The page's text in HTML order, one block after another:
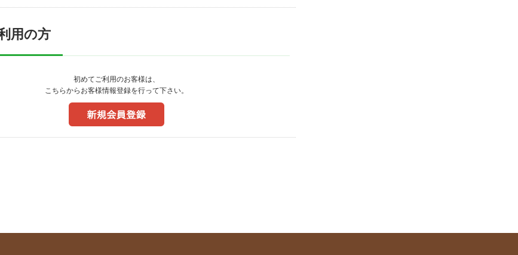
用の方
初めてご利用のお客様は、
こちらからお客様情報登録を行って下さい。